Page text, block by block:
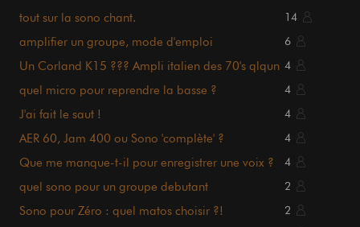
tout sur la sono chant. 14
amplifier un groupe, mode d'emploi 6
Un Corland K15 ??? Ampli italien des 70's qlqun 4
quel micro pour reprendre la basse ? 4
J'ai fait le saut ! 4
AER 60, Jam 400 ou Sono 'complète' ? 4
Que me manque-t-il pour enregistrer une voix ?
4
quel sono pour un groupe debutant 2
Sono pour Zéro : quel matos choisir ?! 2